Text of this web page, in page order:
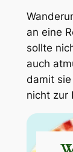
an eine
sollte
auch
damit
nicht zur